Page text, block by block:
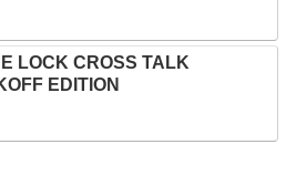
LOCK CROSS TALK
EDITION